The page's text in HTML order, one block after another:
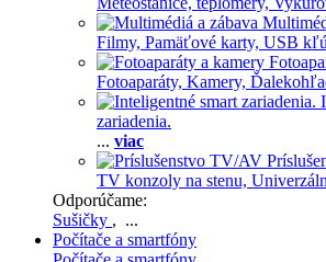
Filmy, Pamäťové karty, USB
Fotoaparáty, Kamery,
zariadenia.
... viac
TV konzoly na stenu,
Odporúčame:
Sušičky , ...
Počítače a smartfóny